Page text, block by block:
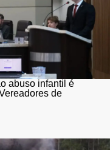
abuso infantil é
de